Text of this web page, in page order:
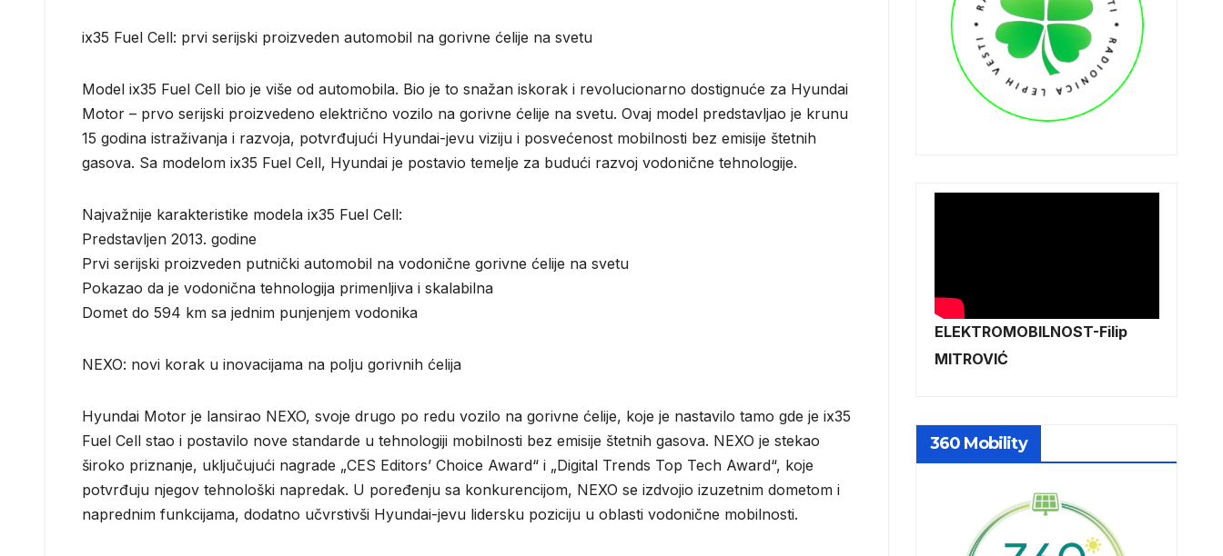
ix35 Fuel Cell: prvi serijski proizveden automobil na gorivne ćelije na svetu
Model ix35 Fuel Cell bio je više od automobila. Bio je to snažan iskorak i revolucionarno dostignuće za Hyundai
Motor – prvo serijski proizvedeno električno vozilo na gorivne ćelije na svetu. Ovaj model predstavljao je krunu
15 godina istraživanja i razvoja, potvrđujući Hyundai-jevu viziju i posvećenost mobilnosti bez emisije štetnih
gasova. Sa modelom ix35 Fuel Cell, Hyundai je postavio temelje za budući razvoj vodonične tehnologije.
Najvažnije karakteristike modela ix35 Fuel Cell:
Predstavljen 2013. godine
Prvi serijski proizveden putnički automobil na vodonične gorivne ćelije na svetu
Pokazao da je vodonična tehnologija primenljiva i skalabilna
Domet do 594 km sa jednim punjenjem vodonika
NEXO: novi korak u inovacijama na polju gorivnih ćelija
Hyundai Motor je lansirao NEXO, svoje drugo po redu vozilo na gorivne ćelije, koje je nastavilo tamo gde je ix35
Fuel Cell stao i postavilo nove standarde u tehnologiji mobilnosti bez emisije štetnih gasova. NEXO je stekao
široko priznanje, uključujući nagrade „CES Editors’ Choice Award“ i „Digital Trends Top Tech Award“, koje
potvrđuju njegov tehnološki napredak. U poređenju sa konkurencijom, NEXO se izdvojio izuzetnim dometom i
naprednim funkcijama, dodatno učvrstivši Hyundai-jevu lidersku poziciju u oblasti vodonične mobilnosti.
ELEKTROMOBILNOST-Filip
MITROVIĆ
360 Mobility